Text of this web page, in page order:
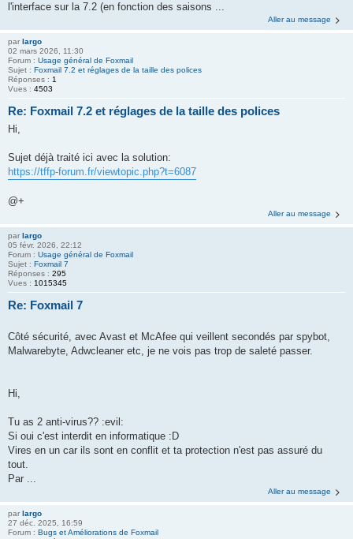
l'interface sur la 7.2 (en fonction des saisons ...
Aller au message
par largo
02 mars 2026, 11:30
Forum : Usage général de Foxmail
Sujet : Foxmail 7.2 et réglages de la taille des polices
Réponses : 1
Vues : 4503
Re: Foxmail 7.2 et réglages de la taille des polices
Hi,
Sujet déjà traité ici avec la solution:
https://tffp-forum.fr/viewtopic.php?t=6087
@+
Aller au message
par largo
05 févr. 2026, 22:12
Forum : Usage général de Foxmail
Sujet : Foxmail 7
Réponses : 295
Vues : 1015345
Re: Foxmail 7
Côté sécurité, avec Avast et McAfee qui veillent secondés par spybot,
Malwarebyte, Adwcleaner etc, je ne vois pas trop de saleté passer.
Hi,
Tu as 2 anti-virus?? :evil:
Si oui c'est interdit en informatique :D
Vires en un car ils sont en conflit et ta protection n'est pas assuré du
tout.
Par ...
Aller au message
par largo
27 déc. 2025, 16:59
Forum : Bugs et Améliorations de Foxmail